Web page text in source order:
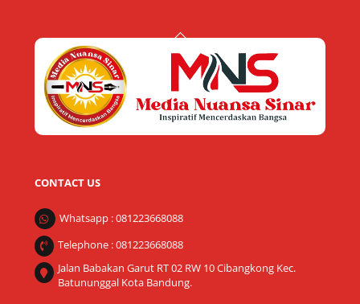
Back
Top
CONTACT US
Whatsapp : 081223668088
Telephone : 081223668088
Jalan Babakan Garut RT 02 RW 10 Cibangkong Kec.
Batununggal Kota Bandung.